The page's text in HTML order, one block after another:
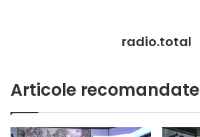
radio.total
Articole recomandate